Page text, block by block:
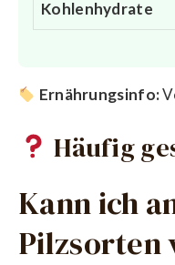
Kohlenhydrate
Ernährungsinfo:
Häufig
Kann ich
Pilzsorten